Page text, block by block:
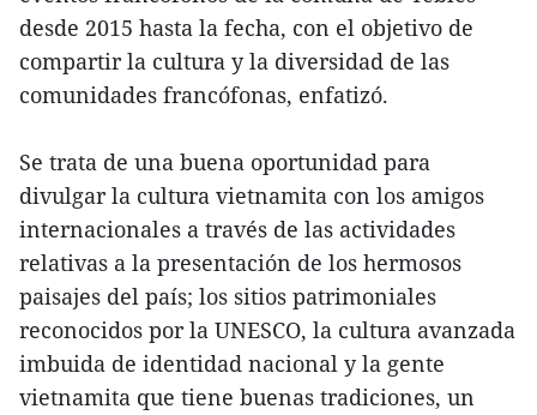
desde 2015 hasta la fecha, con el objetivo de
compartir la cultura y la diversidad de las
comunidades francófonas, enfatizó.
Se trata de una buena oportunidad para
divulgar la cultura vietnamita con los amigos
internacionales a través de las actividades
relativas a la presentación de los hermosos
paisajes del país; los sitios patrimoniales
reconocidos por la UNESCO, la cultura avanzada
imbuida de identidad nacional y la gente
vietnamita que tiene buenas tradiciones, un